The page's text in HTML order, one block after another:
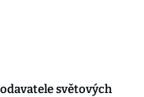
světových